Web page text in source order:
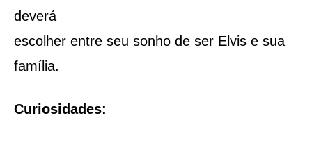
deverá
escolher entre seu sonho de ser Elvis e sua
família.
Curiosidades: